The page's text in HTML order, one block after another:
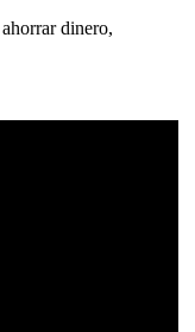
dinero,